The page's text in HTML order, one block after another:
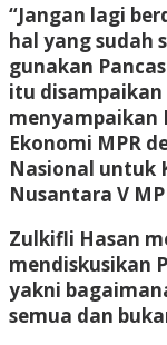
“Jangan lagi
hal yang sudah
gunakan
itu disampaikan
menyampaikan
Ekonomi MPR
Nasional untuk
Nusantara V
Zulkifli Hasan
mendiskusikan
yakni
semua dan